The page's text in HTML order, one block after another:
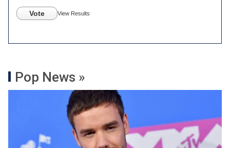
Vote View Results
Pop News »